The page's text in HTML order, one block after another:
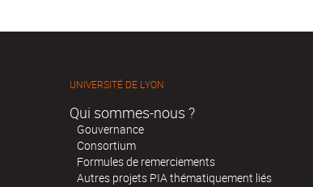
UNIVERSITÉ DE LYON
Qui sommes-nous ?
Gouvernance
Consortium
Formules de remerciements
Autres projets PIA thématiquement liés